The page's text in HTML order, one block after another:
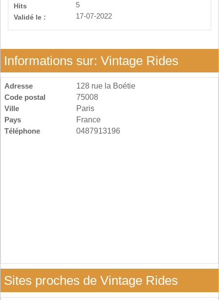
Hits
5
Validé le :
17-07-2022
Informations sur: Vintage Rides
Adresse
128 rue la Boétie
Code postal
75008
Ville
Paris
Pays
France
Téléphone
0487913196
Sites proches de Vintage Rides